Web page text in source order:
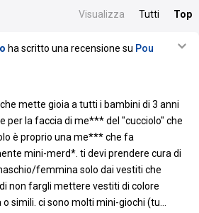
Visualizza Tutti Top
ha scritto una recensione su Pou
mette gioia a tutti i bambini di 3 anni
per la faccia di me*** del "cucciolo" che
è proprio una me*** che fa
mini-merd*. ti devi prendere cura di
femmina solo dai vestiti che
non fargli mettere vestiti di colore
o simili. ci sono molti mini-giochi (tu…